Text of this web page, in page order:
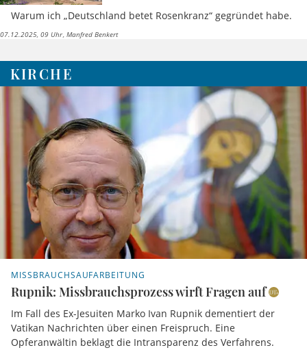
Warum ich „Deutschland betet Rosenkranz“ gegründet habe.
07.12.2025, 09 Uhr Manfred Benkert
KIRCHE
MISSBRAUCHSAUFARBEITUNG
Rupnik: Missbrauchsprozess wirft Fragen auf
Im Fall des Ex-Jesuiten Marko Ivan Rupnik dementiert der
Vatikan Nachrichten über einen Freispruch. Eine
Opferanwältin beklagt die Intransparenz des Verfahrens.